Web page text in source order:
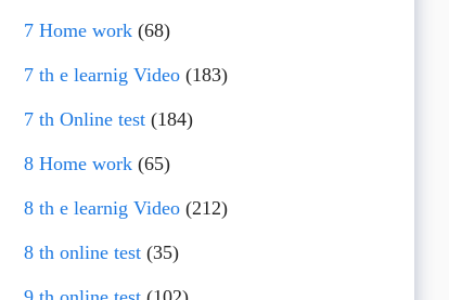
7 Home work(68)
7 th e learnig Video(183)
7 th Online test(184)
8 Home work(65)
8 th e learnig Video(212)
8 th online test(35)